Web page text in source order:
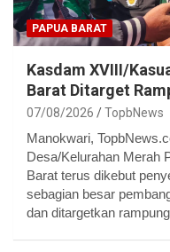
PAPUA BARAT
Kasdam XVIII/
Barat Ditarget
07/08/2026 TopbNews
Manokwari,
Desa/Kelurahan Merah
Barat terus dikebut
sebagian besar
dan ditargetkan